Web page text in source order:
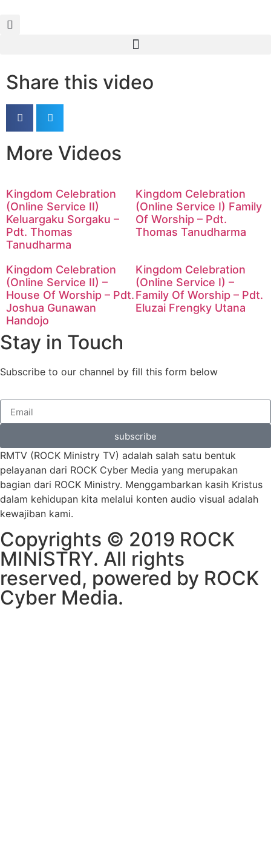
Share this video
More Videos
Kingdom Celebration
(Online Service II)
Keluargaku Sorgaku –
Pdt. Thomas
Tanudharma
Kingdom Celebration
(Online Service I) Family
Of Worship – Pdt.
Thomas Tanudharma
Kingdom Celebration
(Online Service II) –
House Of Worship – Pdt.
Joshua Gunawan
Handojo
Kingdom Celebration
(Online Service I) –
Family Of Worship – Pdt.
Eluzai Frengky Utana
Stay in Touch
Subscribe to our channel by fill this form below
subscribe
RMTV (ROCK Ministry TV) adalah salah satu bentuk
pelayanan dari ROCK Cyber Media yang merupakan
bagian dari ROCK Ministry. Menggambarkan kasih Kristus
dalam kehidupan kita melalui konten audio visual adalah
kewajiban kami.
Copyrights © 2019 ROCK
MINISTRY. All rights
reserved, powered by ROCK
Cyber Media.